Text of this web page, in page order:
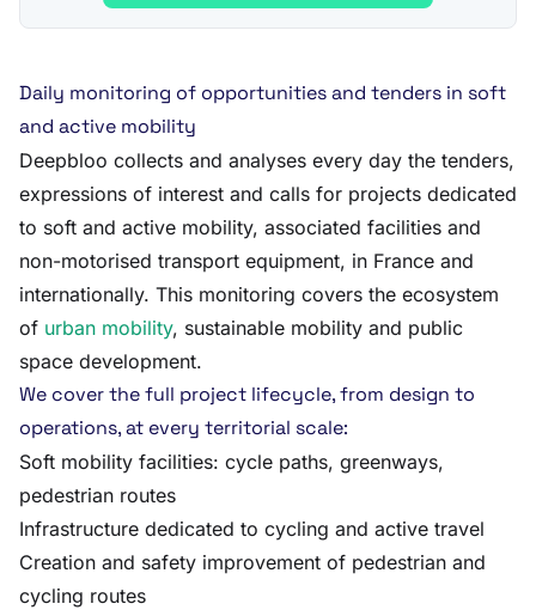
Daily monitoring of opportunities and tenders in soft
and active mobility
Deepbloo collects and analyses every day the tenders,
expressions of interest and calls for projects dedicated
to soft and active mobility, associated facilities and
non-motorised transport equipment, in France and
internationally. This monitoring covers the ecosystem
of urban mobility, sustainable mobility and public
space development.
We cover the full project lifecycle, from design to
operations, at every territorial scale:
Soft mobility facilities: cycle paths, greenways,
pedestrian routes
Infrastructure dedicated to cycling and active travel
Creation and safety improvement of pedestrian and
cycling routes